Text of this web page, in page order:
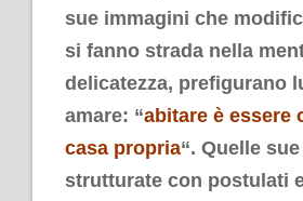
sue immagini che
si fanno strada nella
delicatezza, prefigurano
amare: “abitare è essere
casa propria“. Quelle
strutturate con postulati